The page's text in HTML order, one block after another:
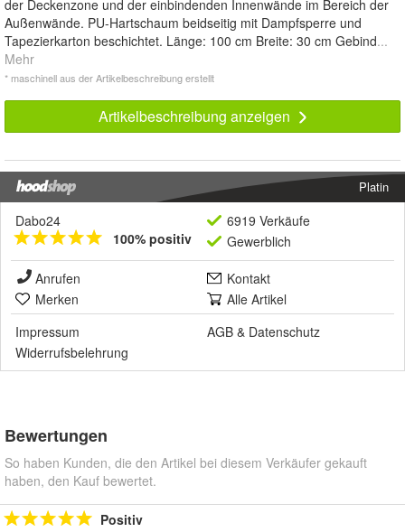
der Deckenzone und der einbindenden Innenwände im Bereich der
Außenwände. PU-Hartschaum beidseitig mit Dampfsperre und
Tapezierkarton beschichtet. Länge: 100 cm Breite: 30 cm Gebind...
Mehr
* maschinell aus der Artikelbeschreibung erstellt
Artikelbeschreibung anzeigen
Platin
Dabo24
100% positiv
6919 Verkäufe
Gewerblich
Anrufen
Kontakt
Merken
Alle Artikel
Impressum
AGB & Datenschutz
Widerrufsbelehrung
Bewertungen
So haben Kunden, die den Artikel bei diesem Verkäufer gekauft
haben, den Kauf bewertet.
Positiv